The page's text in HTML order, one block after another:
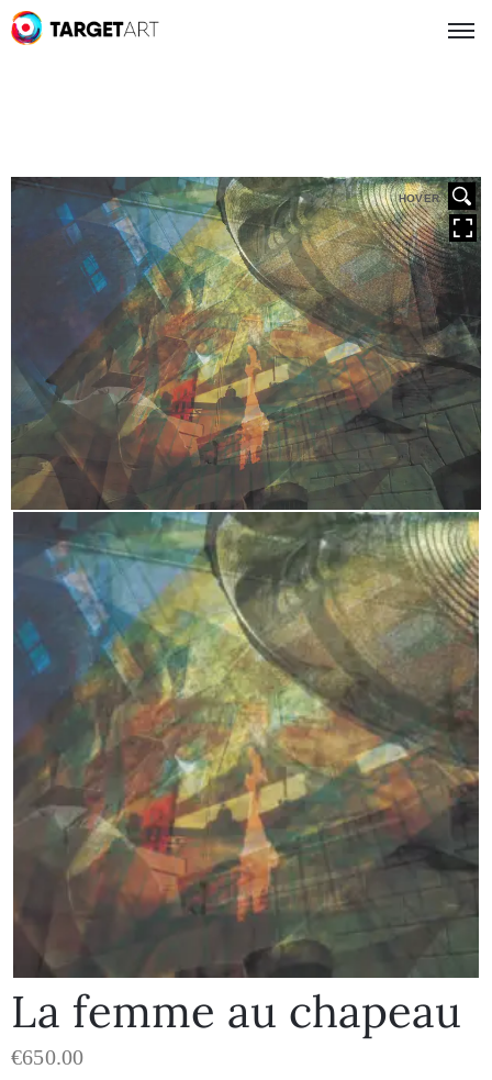
HOVER
La femme au chapeau
€650.00